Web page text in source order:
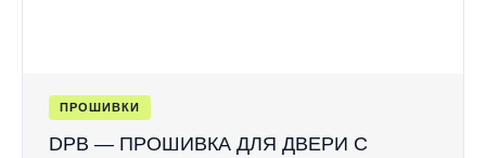
ПРОШИВКИ
DPB — ПРОШИВКА ДЛЯ ДВЕРИ С